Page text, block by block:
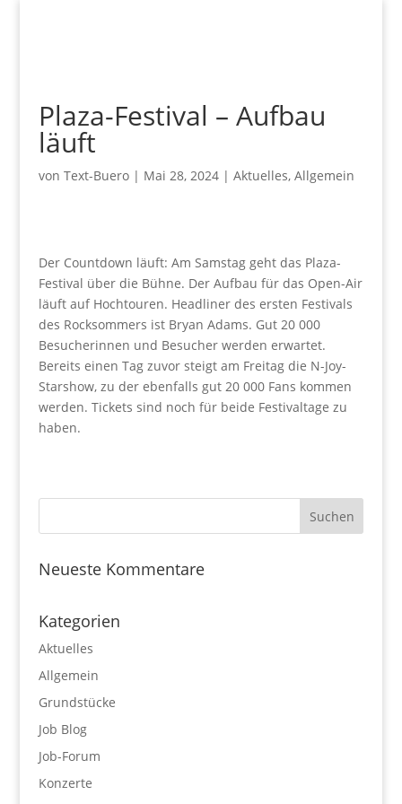
Plaza-Festival – Aufbau
läuft
von Text-Buero| Mai 28, 2024| Aktuelles, Allgemein
Der Countdown läuft: Am Samstag geht das Plaza-
Festival über die Bühne. Der Aufbau für das Open-Air
läuft auf Hochtouren. Headliner des ersten Festivals
des Rocksommers ist Bryan Adams. Gut 20 000
Besucherinnen und Besucher werden erwartet.
Bereits einen Tag zuvor steigt am Freitag die N-Joy-
Starshow, zu der ebenfalls gut 20 000 Fans kommen
werden. Tickets sind noch für beide Festivaltage zu
haben.
Neueste Kommentare
Kategorien
Aktuelles
Allgemein
Grundstücke
Job Blog
Job-Forum
Konzerte